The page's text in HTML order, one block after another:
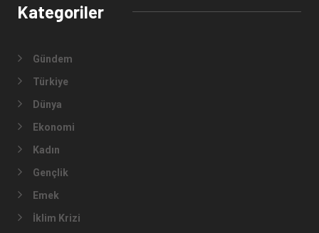
Kategoriler
Gündem
Türkiye
Dünya
Ekonomi
Kadın
Gençlik
Emek
İklim Krizi